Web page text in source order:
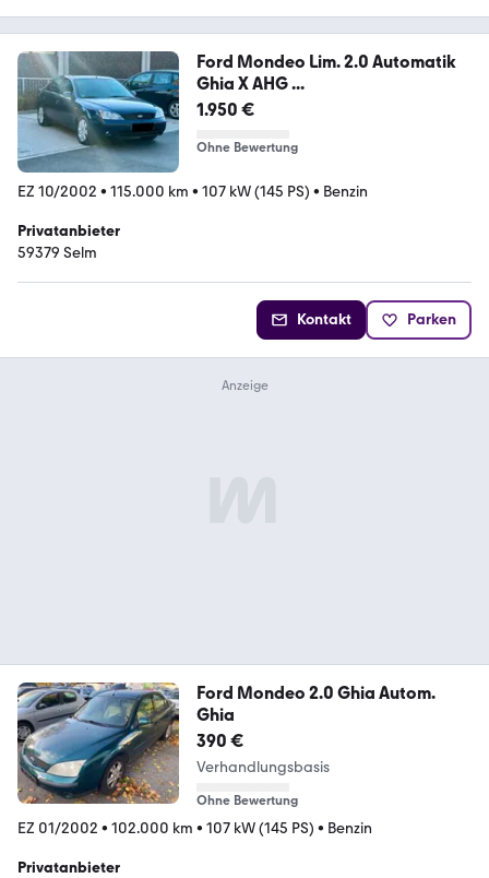
Ford Mondeo Lim. 2.0 Automatik
Ghia X AHG ...
1.950 €
Ohne Bewertung
EZ 10/2002 • 115.000 km • 107 kW (145 PS) • Benzin
Privatanbieter
59379 Selm
Kontakt Parken
Ford Mondeo 2.0 Ghia Autom.
Ghia
390 €
Verhandlungsbasis
Ohne Bewertung
EZ 01/2002 • 102.000 km • 107 kW (145 PS) • Benzin
Privatanbieter